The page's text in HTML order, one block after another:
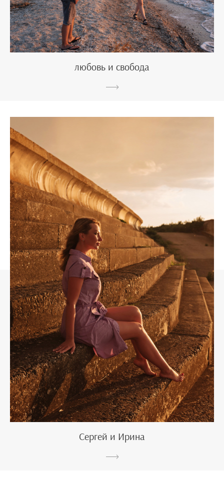
любовь и свобода
Сергей и Ирина